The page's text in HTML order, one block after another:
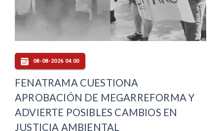
08-08-2026 04:00
FENATRAMA CUESTIONA
APROBACIÓN DE MEGARREFORMA Y
ADVIERTE POSIBLES CAMBIOS EN
JUSTICIA AMBIENTAL